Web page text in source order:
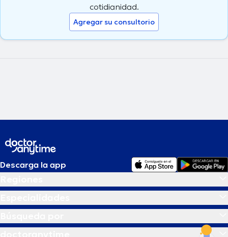
cotidianidad.
Agregar su consultorio
Descarga la app